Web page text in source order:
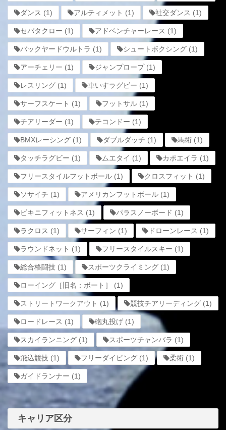
ダンス (1) アルティメット (1) 社交ダンス (1)
セパタクロー (1) アドベンチャーレース (1)
バックヤードウルトラ (1) シュートボクシング (1)
アーチェリー (1) ジャンプロープ(1)
レスリング (1) 車いすラグビー (1)
サーフスケート (1) フットサル (1)
チアリーダー (1) テコンドー (1)
BMXレーシング (1) ダブルダッチ (1) 馬術 (1)
タッチラグビー (1) ムエタイ (1) カポエイラ (1)
フリースタイルフットボール (1) クロスフィット (1)
ソサイチ (1) アメリカンフットボール (1)
ビキニフィットネス (1) パラスノーボード (1)
ラクロス (1) サーフィン (1) ドローンレース (1)
ラウンドネット (1) フリースタイルスキー (1)
総合格闘技 (1) スポーツクライミング (1)
ローイング［旧名：ボート］ (1)
ストリートワークアウト (1) 競技チアリーディング (1)
ロードレース (1) 砲丸投げ (1)
スカイランニング (1) スポーツチャンバラ (1)
飛込競技 (1) フリーダイビング (1) 柔術 (1)
ガイドランナー (1)
キャリア区分